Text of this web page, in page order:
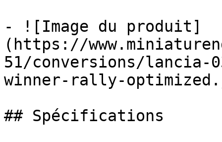
- ![Image du produit]
(https://
51/conversions/lancia-
winner-rally-
## Spécifications